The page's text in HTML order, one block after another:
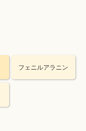
フェニルアラニン